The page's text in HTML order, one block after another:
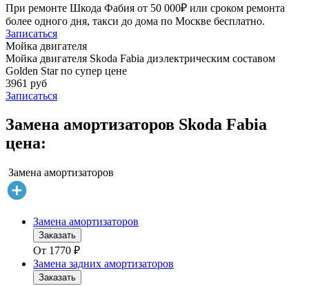
При ремонте Шкода Фабия от 50 000₽ или сроком ремонта
более одного дня, такси до дома по Москве бесплатно.
Записаться
Мойка двигателя
Мойка двигателя Skoda Fabia диэлектрическим составом
Golden Star по супер цене
3961 руб
Записаться
Замена амортизаторов Skoda Fabia
цена:
Замена амортизаторов
Замена амортизаторов
Заказать
От 1770 ₽
Замена задних амортизаторов
Заказать